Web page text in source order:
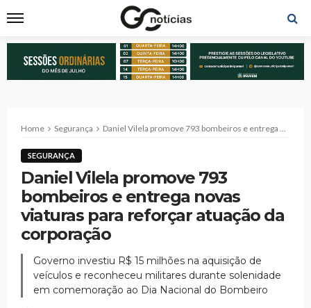
Home Segurança Daniel Vilela promove 793 bombeiros e entrega novas viaturas para reforçar atuação da corporação
SEGURANÇA
Daniel Vilela promove 793
bombeiros e entrega novas
viaturas para reforçar atuação da
corporação
Governo investiu R$ 15 milhões na aquisição de
veículos e reconheceu militares durante solenidade
em comemoração ao Dia Nacional do Bombeiro